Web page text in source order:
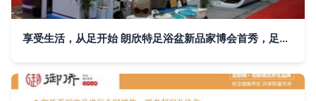
享受生活，从足开始 朗欣特足浴盆新品家博会首秀，足浴服务升级登场